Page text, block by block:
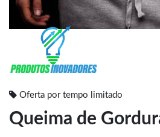
Oferta por tempo limitado
Queima de